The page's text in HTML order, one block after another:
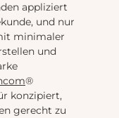
appliziert
und nur
minimaler
und
®
konzipiert,
gerecht zu